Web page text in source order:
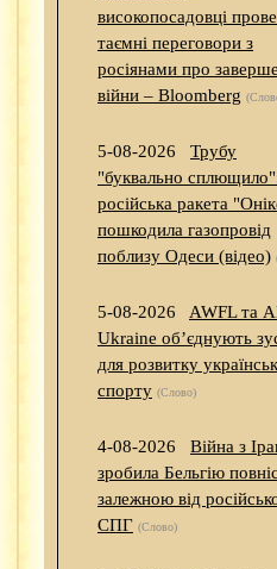
високопосадовці
таємні переговори з
росіянами про
війни – Bloomberg
5-08-2026
Трубу
"буквально
російська ракета
пошкодила газопровід
поблизу Одеси (відео)
5-08-2026
AWFL та
Ukraine об’єднують
для розвитку
спорту (Слово)
4-08-2026
Війна з
зробила Бельгію
залежною від
СПГ (Слово)